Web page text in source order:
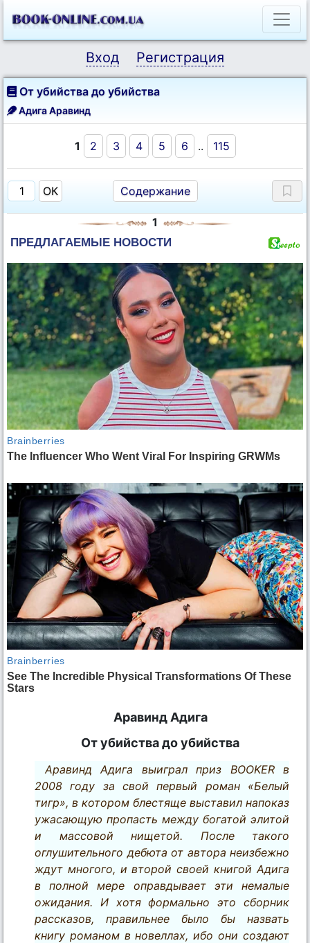
Вход Регистрация
От убийства до убийства
Адига Аравинд
1 2 3 4 5 6 .. 115
Содержание
1
Аравинд Адига
От убийства до убийства
Аравинд Адига выиграл приз BOOKER в
2008 году за свой первый роман «Белый
тигр», в котором блестяще выставил напоказ
ужасающую пропасть между богатой элитой
и массовой нищетой. После такого
оглушительного дебюта от автора неизбежно
ждут многого, и второй своей книгой Адига
в полной мере оправдывает эти немалые
ожидания. И хотя формально это сборник
рассказов, правильнее было бы назвать
книгу романом в новеллах, ибо они создают